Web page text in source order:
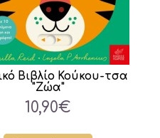
Βιβλίο Κούκου-τσα
"Ζώα"
10,90€